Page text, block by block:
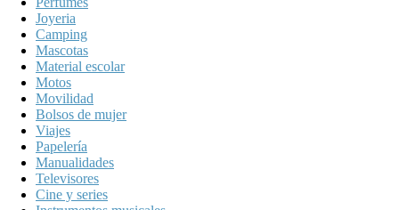
Joyeria
Camping
Mascotas
Material escolar
Motos
Movilidad
Bolsos de mujer
Viajes
Papelería
Manualidades
Televisores
Cine y series